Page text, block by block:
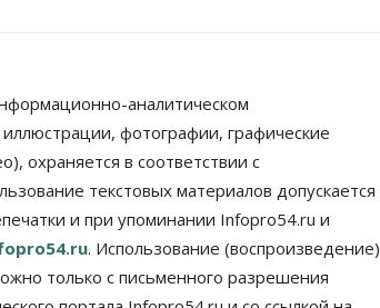
аналитическом
иллюстрации, фотографии, графические
охраняется в соответствии с
текстовых материалов допускается
и при упоминании Infopro54.ru и
. Использование (воспроизведение)
только с письменного разрешения